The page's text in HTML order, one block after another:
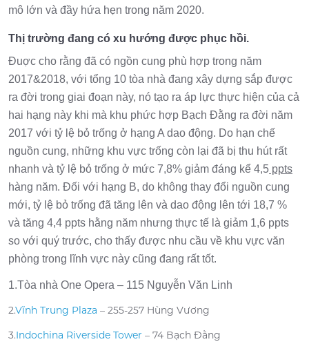
mô lớn và đầy hứa hẹn trong năm 2020.
Thị trường đang có xu hướng được phục hồi.
Đuợc cho rằng đã có ngồn cung phù hợp trong năm
2017&2018, với tổng 10 tòa nhà đang xây dựng sắp được
ra đời trong giai đoạn này, nó tạo ra áp lực thực hiện của cả
hai hạng này khi mà khu phức hợp Bạch Đằng ra đời năm
2017 với tỷ lệ bỏ trống ở hạng A dao động. Do hạn chế
nguồn cung, những khu vực trống còn lại đã bị thu hút rất
nhanh và tỷ lệ bỏ trống ở mức 7,8% giảm đáng kể 4,5 ppts
hàng năm. Đối với hạng B, do không thay đổi nguồn cung
mới, tỷ lệ bỏ trống đã tăng lên và dao động lên tới 18,7 %
và tăng 4,4 ppts hằng năm nhưng thực tế là giảm 1,6 ppts
so với quý trước, cho thấy được nhu cầu về khu vực văn
phòng trong lĩnh vực này cũng đang rất tốt.
1.Tòa nhà One Opera – 115 Nguyễn Văn Linh
2.Vĩnh Trung Plaza – 255-257 Hùng Vương
3.Indochina Riverside Tower – 74 Bạch Đằng